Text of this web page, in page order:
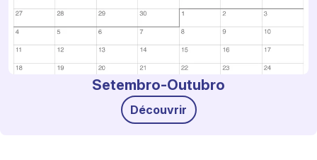
Setembro-Outubro
Découvrir